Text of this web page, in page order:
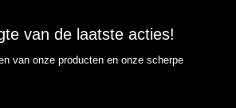
van de laatste acties!
van onze producten en onze scherpe